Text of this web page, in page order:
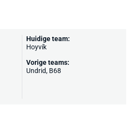
Huidige team:
Hoyvík
Vorige teams:
Undrid, B68